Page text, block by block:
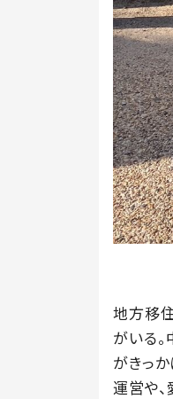
地方移
がいる
がきっ
運営や